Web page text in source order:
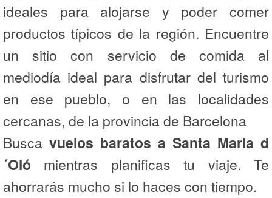
ideales para alojarse y poder comer
productos típicos de la región. Encuentre
un sitio con servicio de comida al
mediodía ideal para disfrutar del turismo
en ese pueblo, o en las localidades
cercanas, de la provincia de Barcelona
Busca vuelos baratos a Santa Maria d
´Oló mientras planificas tu viaje. Te
ahorrarás mucho si lo haces con tiempo.